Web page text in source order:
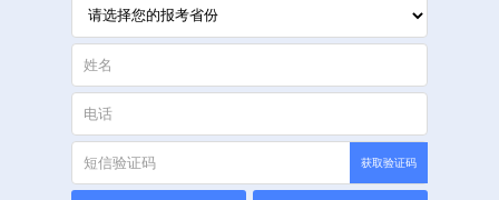
获取验证码